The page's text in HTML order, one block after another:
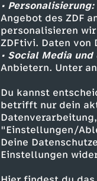
• Personalisierung:
Angebot des ZDF
personalisieren wir
ZDFtivi. Daten von
• Social Media
Anbietern. Unter
Du kannst
betrifft nur dein
"Einstellungen/
Deine
Einstellungen
Dominik
Franz
Antonia
Dr.
Regina
Florian
Harald
Maike
Thomas
Finn